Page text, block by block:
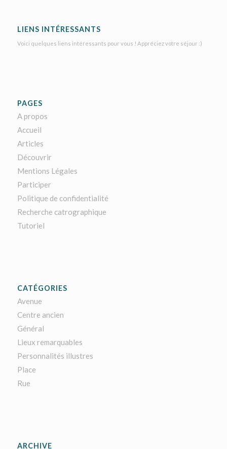
LIENS INTÉRESSANTS
Voici quelques liens intéressants pour vous ! Appréciez votre séjour :)
PAGES
A propos
Accueil
Articles
Découvrir
Mentions Légales
Participer
Politique de confidentialité
Recherche catrographique
Tutoriel
CATÉGORIES
Avenue
Centre ancien
Général
Lieux remarquables
Personnalités illustres
Place
Rue
ARCHIVE